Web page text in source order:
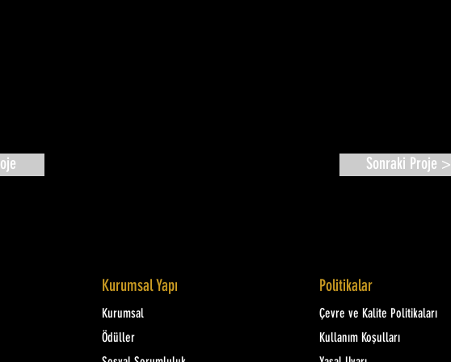
Sonraki Proje >
Kurumsal Yapı
Kurumsal
Ödüller
Politikalar
Çevre ve Kalite Politikaları
Kullanım Koşulları